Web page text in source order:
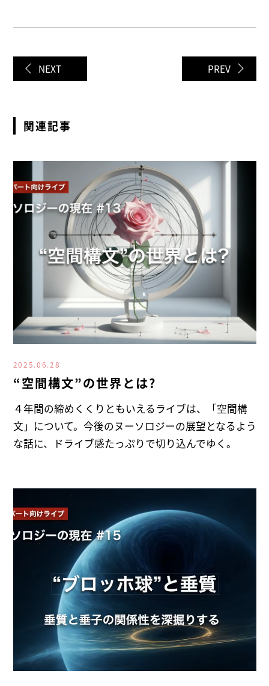
NEXT PREV
関連記事
2025.06.28
“空間構文”の世界とは?
４年間の締めくくりともいえるライブは、「空間構
文」について。今後のヌーソロジーの展望となるよう
な話に、ドライブ感たっぷりで切り込んでゆく。